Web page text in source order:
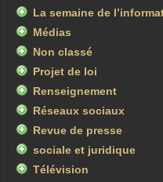
La semaine de
Médias
Non classé
Projet de loi
Renseignement
Réseaux sociaux
Revue de presse
sociale et juridique
Télévision